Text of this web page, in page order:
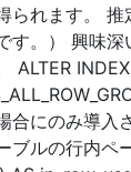
られます。
す。） 興味
ALTER
合にのみ導
ブルの行内ペ